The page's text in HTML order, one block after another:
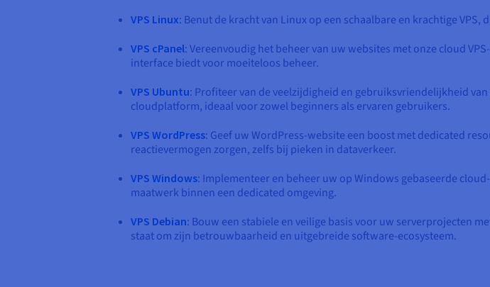
VPS Linux: Benut de kracht van Linux op een schaalbare en krachtige
VPS cPanel: Vereenvoudig het beheer van uw websites met onze cloud
interface biedt voor moeiteloos beheer.
VPS Ubuntu: Profiteer van de veelzijdigheid en gebruiksvriendelijkheid
cloudplatform, ideaal voor zowel beginners als ervaren gebruikers.
VPS WordPress: Geef uw WordPress-website een boost met dedicated
reactievermogen zorgen, zelfs bij pieken in dataverkeer.
VPS Windows: Implementeer en beheer uw op Windows gebaseerde
maatwerk binnen een dedicated omgeving.
VPS Debian: Bouw een stabiele en veilige basis voor uw serverprojecten
staat om zijn betrouwbaarheid en uitgebreide software-ecosysteem.